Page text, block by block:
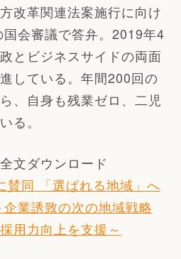
改革関連法案施行に向け
会審議で答弁。2019年4
とビジネスサイドの両面
している。年間200回の
、自身も残業ゼロ、二児
る。
文ダウンロード
賛同 「選ばれる地域」へ
業誘致の次の地域戦略
用力向上を支援～